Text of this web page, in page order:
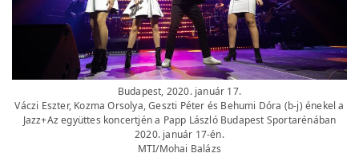
Budapest, 2020. január 17.
Váczi Eszter, Kozma Orsolya, Geszti Péter és Behumi Dóra (b-j) énekel a
Jazz+Az együttes koncertjén a Papp László Budapest Sportarénában
2020. január 17-én.
MTI/Mohai Balázs